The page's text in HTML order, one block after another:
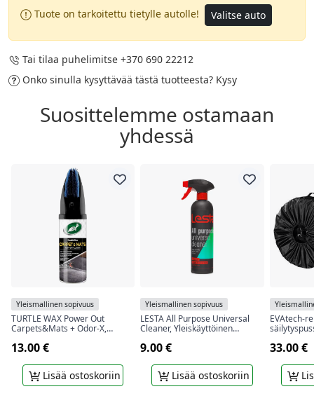
Tuote on tarkoitettu tietylle autolle! Valitse auto
Tai tilaa puhelimitse +370 690 22212
Onko sinulla kysyttävää tästä tuotteesta? Kysy
Suosittelemme ostamaan
yhdessä
Yleismallinen sopivuus
TURTLE WAX Power Out
Carpets&Mats + Odor-X,
puhdistusaine hajuja estävällä
13.00 €
Lisää ostoskoriin
Yleismallinen sopivuus
LESTA All Purpose Universal
Cleaner, Yleiskäyttöinen
9.00 €
Lisää ostoskoriin
EVAtech-
33.00 €